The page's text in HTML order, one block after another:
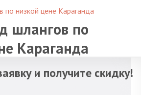
по низкой цене Караганда
шлангов по
Караганда
и получите скидку!